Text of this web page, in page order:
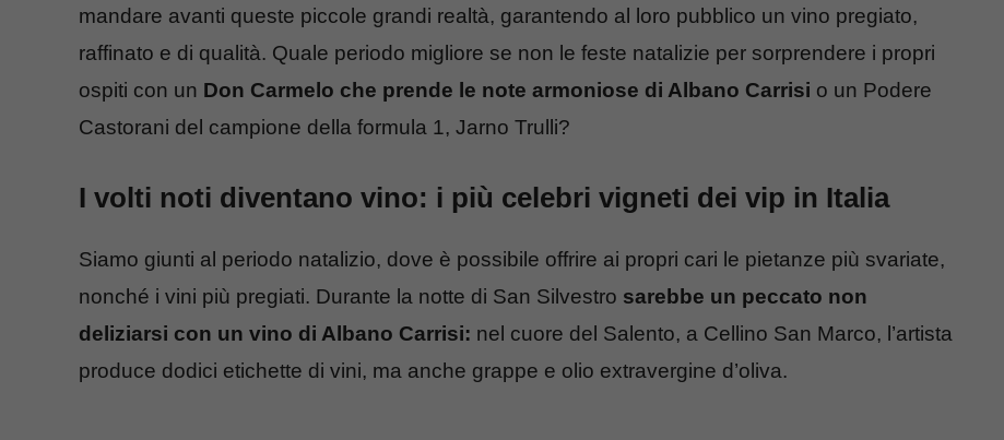
mandare avanti queste piccole grandi realtà, garantendo al loro pubblico un vino pregiato,
raffinato e di qualità. Quale periodo migliore se non le feste natalizie per sorprendere i propri
ospiti con un Don Carmelo che prende le note armoniose di Albano Carrisi o un Podere
Castorani del campione della formula 1, Jarno Trulli?
I volti noti diventano vino: i più celebri vigneti dei vip in Italia
Siamo giunti al periodo natalizio, dove è possibile offrire ai propri cari le pietanze più svariate,
nonché i vini più pregiati. Durante la notte di San Silvestro sarebbe un peccato non
deliziarsi con un vino di Albano Carrisi: nel cuore del Salento, a Cellino San Marco, l’artista
produce dodici etichette di vini, ma anche grappe e olio extravergine d’oliva.